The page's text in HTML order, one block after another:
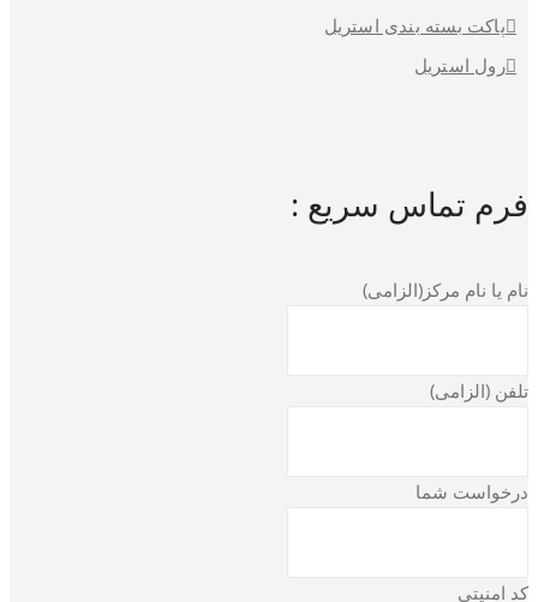
پاکت بسته بندی استریل
رول استریل
فرم تماس سریع :
نام یا نام مرکز(الزامی)
تلفن (الزامی)
درخواست شما
کد امنیتی